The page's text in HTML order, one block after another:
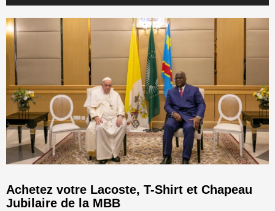
audio
Achetez votre Lacoste, T-Shirt et Chapeau
Jubilaire de la MBB